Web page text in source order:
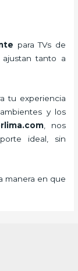
para TVs de
tanto a
tu experiencia
y los
, nos
ideal, sin
manera en que